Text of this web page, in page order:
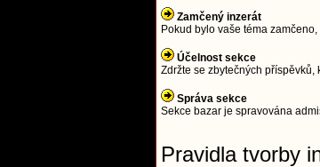
Zamčený inzerát
Pokud bylo vaše téma
Účelnost sekce
Zdržte se zbytečných
Správa sekce
Sekce bazar je spravována
Pravidla tvorby